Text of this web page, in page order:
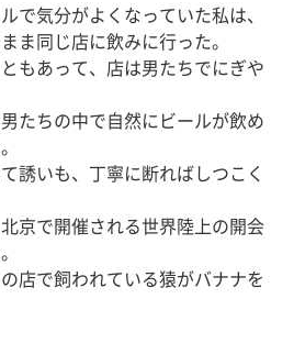
で気分がよくなっていた私は、
ま同じ店に飲みに行った。
もあって、店は男たちでにぎや
たちの中で自然にビールが飲め
誘いも、丁寧に断ればしつこく
京で開催される世界陸上の開会
店で飼われている猿がバナナを